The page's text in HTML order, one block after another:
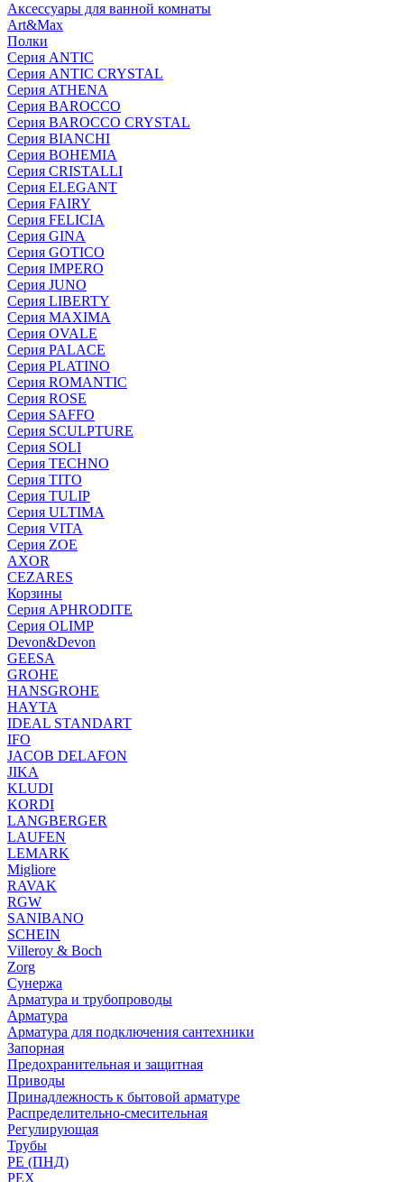
Аксессуары для ванной комнаты
Art&Max
Полки
Серия ANTIC
Серия ANTIC CRYSTAL
Серия ATHENA
Серия BAROCCO
Серия BAROCCO CRYSTAL
Серия BIANCHI
Серия BOHEMIA
Серия CRISTALLI
Серия ELEGANT
Серия FAIRY
Серия FELICIA
Серия GINA
Серия GOTICO
Серия IMPERO
Серия JUNO
Серия LIBERTY
Серия MAXIMA
Серия OVALE
Серия PALACE
Серия PLATINO
Серия ROMANTIC
Серия ROSE
Серия SAFFO
Серия SCULPTURE
Серия SOLI
Серия TECHNO
Серия TITO
Серия TULIP
Серия ULTIMA
Серия VITA
Серия ZOE
AXOR
CEZARES
Корзины
Серия APHRODITE
Серия OLIMP
Devon&Devon
GEESA
GROHE
HANSGROHE
HAYTA
IDEAL STANDART
IFO
JACOB DELAFON
JIKA
KLUDI
KORDI
LANGBERGER
LAUFEN
LEMARK
Migliore
RAVAK
RGW
SANIBANO
SCHEIN
Villeroy & Boch
Zorg
Сунержа
Арматура и трубопроводы
Арматура
Арматура для подключения сантехники
Запорная
Предохранительная и защитная
Приводы
Принадлежность к бытовой арматуре
Распределительно-смесительная
Регулирующая
Трубы
PE (ПНД)
PEX